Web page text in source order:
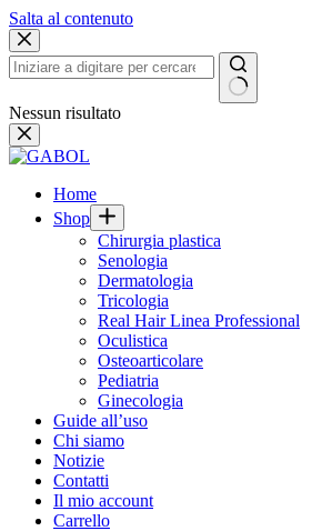
Salta al contenuto
Nessun risultato
Home
Shop
Chirurgia plastica
Senologia
Dermatologia
Tricologia
Real Hair Linea Professional
Oculistica
Osteoarticolare
Pediatria
Ginecologia
Guide all’uso
Chi siamo
Notizie
Contatti
Il mio account
Carrello